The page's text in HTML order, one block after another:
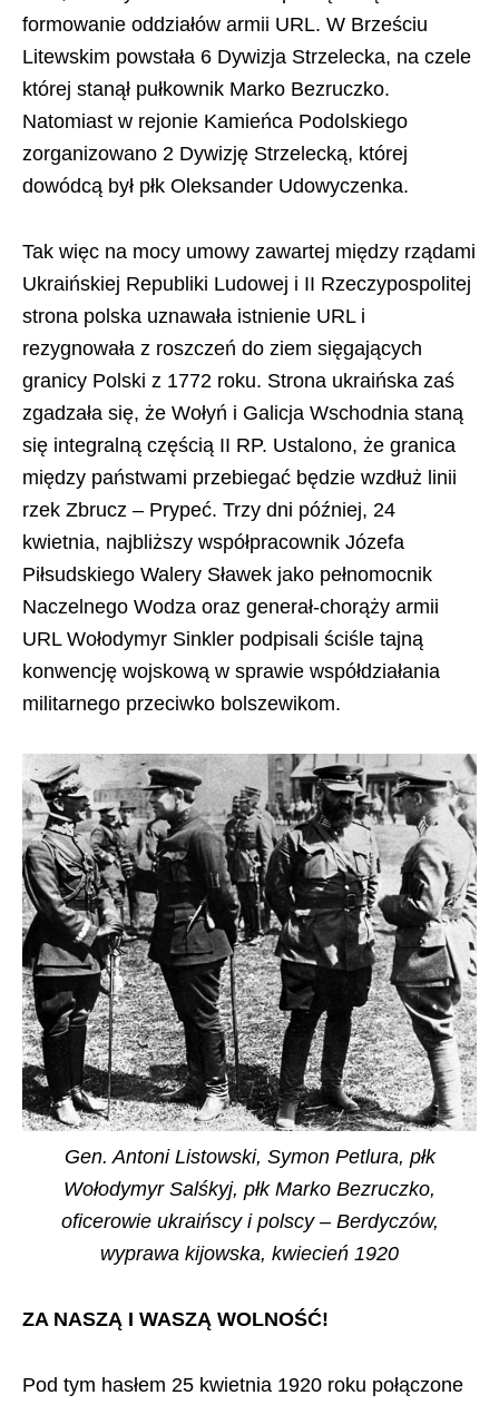
formowanie oddziałów armii URL. W Brześciu
Litewskim powstała 6 Dywizja Strzelecka, na czele
której stanął pułkownik Marko Bezruczko.
Natomiast w rejonie Kamieńca Podolskiego
zorganizowano 2 Dywizję Strzelecką, której
dowódcą był płk Oleksander Udowyczenka.
Tak więc na mocy umowy zawartej między rządami
Ukraińskiej Republiki Ludowej i II Rzeczypospolitej
strona polska uznawała istnienie URL i
rezygnowała z roszczeń do ziem sięgających
granicy Polski z 1772 roku. Strona ukraińska zaś
zgadzała się, że Wołyń i Galicja Wschodnia staną
się integralną częścią II RP. Ustalono, że granica
między państwami przebiegać będzie wzdłuż linii
rzek Zbrucz – Prypeć. Trzy dni później, 24
kwietnia, najbliższy współpracownik Józefa
Piłsudskiego Walery Sławek jako pełnomocnik
Naczelnego Wodza oraz generał-chorąży armii
URL Wołodymyr Sinkler podpisali ściśle tajną
konwencję wojskową w sprawie współdziałania
militarnego przeciwko bolszewikom.
Gen. Antoni Listowski, Symon Petlura, płk
Wołodymyr Salśkyj, płk Marko Bezruczko,
oficerowie ukraińscy i polscy – Berdyczów,
wyprawa kijowska, kwiecień 1920
ZA NASZĄ I WASZĄ WOLNOŚĆ!
Pod tym hasłem 25 kwietnia 1920 roku połączone